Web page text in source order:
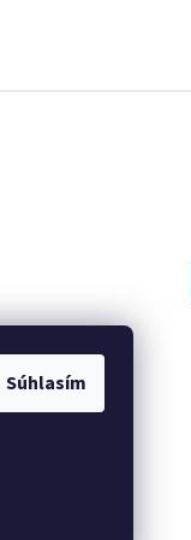
Súhlasím